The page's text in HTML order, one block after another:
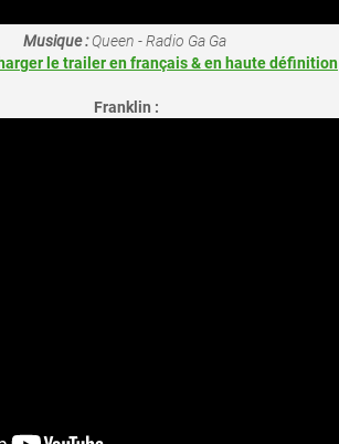
Musique :Queen - Radio Ga Ga
le trailer en français & en haute définition
Franklin :